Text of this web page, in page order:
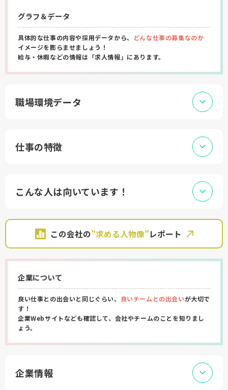
グラフ＆データ
具体的な仕事の内容や採用データから、
どんな仕事の募集なのか
イメージを膨らませましょう！
給与・休暇などの情報は「求人情報」にあります。
職場環境データ
仕事の特徴
こんな人は向いています！
この会社の”求める人物像”レポート
企業について
良い仕事との出会いと同じぐらい、 良いチームとの出会いが大切で
す！
企業Webサイトなども確認して、会社やチームのことを知りまし
ょう。
企業情報